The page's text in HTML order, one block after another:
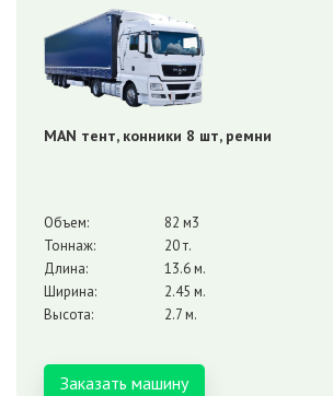
MAN тент, конники 8 шт, ремни
Объем:
82 м3
Тоннаж:
20 т.
Длина:
13.6 м.
Ширина:
2.45 м.
Высота:
2.7 м.
Заказать машину